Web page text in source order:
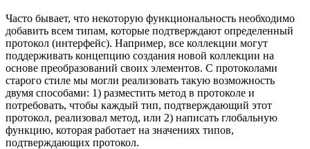
Часто бывает, что некоторую функциональность необходимо
добавить всем типам, которые подтверждают определенный
протокол (интерфейс). Например, все коллекции могут
поддерживать концепцию создания новой коллекции на
основе преобразований своих элементов. С протоколами
старого стиле мы могли реализовать такую возможность
двумя способами: 1) разместить метод в протоколе и
потребовать, чтобы каждый тип, подтверждающий этот
протокол, реализовал метод, или 2) написать глобальную
функцию, которая работает на значениях типов,
подтверждающих протокол.